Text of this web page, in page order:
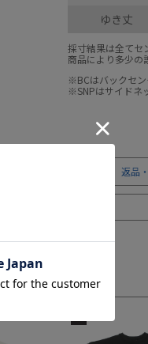
ゆき丈
採寸結果は全てセ
商品により多少の
※BCはバックセン
※SNPはサイドネ
返品